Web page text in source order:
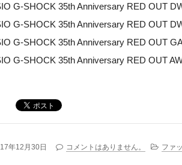
G-SHOCK 35th Anniversary RED OUT
G-SHOCK 35th Anniversary RED OUT
G-SHOCK 35th Anniversary RED OUT
G-SHOCK 35th Anniversary RED OUT
年12月30日 コメントはありません。 ファ